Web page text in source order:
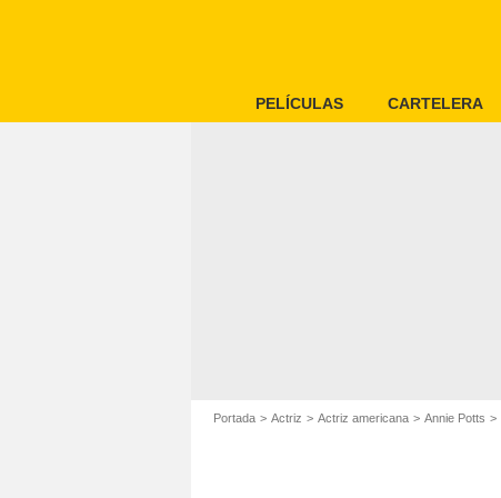
PELÍCULAS CARTELERA
Portada Actriz Actriz americana Annie Potts